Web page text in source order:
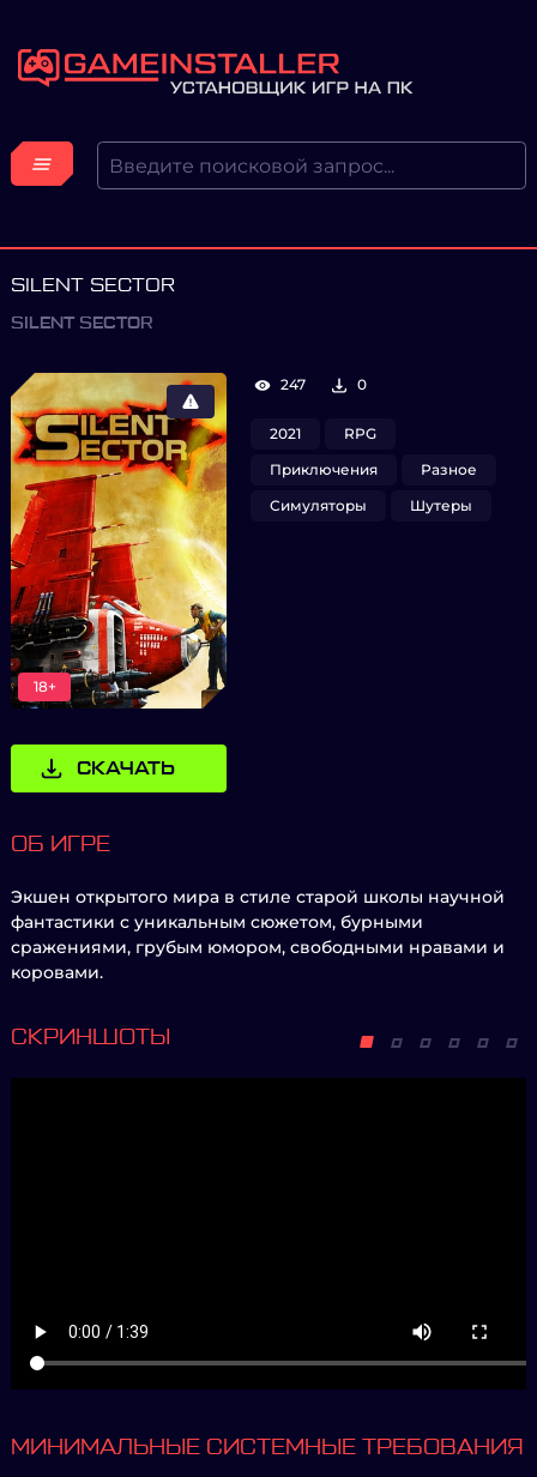
SILENT SECTOR
SILENT SECTOR
18+
СКАЧАТЬ
247 0
2021
RPG
Приключения
Разное
Симуляторы
Шутеры
ОБ ИГРЕ
Экшен открытого мира в стиле старой школы научной
фантастики с уникальным сюжетом, бурными
сражениями, грубым юмором, свободными нравами и
коровами.
СКРИНШОТЫ
МИНИМАЛЬНЫЕ СИСТЕМНЫЕ ТРЕБОВАНИЯ